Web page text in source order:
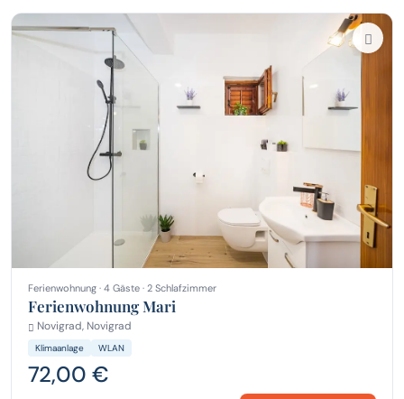
Ferienwohnung · 4 Gäste · 2 Schlafzimmer
Ferienwohnung Mari
Novigrad, Novigrad
Klimaanlage WLAN
72,00 €